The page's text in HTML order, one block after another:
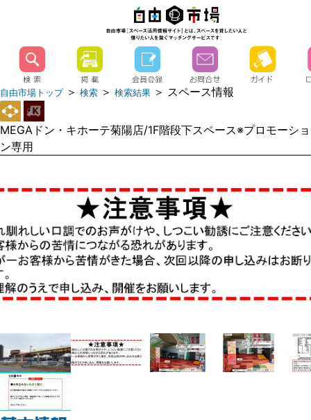
自由市場トップ＞ 検索 ＞ 検索結果 ＞ スペース情報
MEGAドン・キホーテ菊陽店/1F階段下スペース※プロモーショ
ン専用